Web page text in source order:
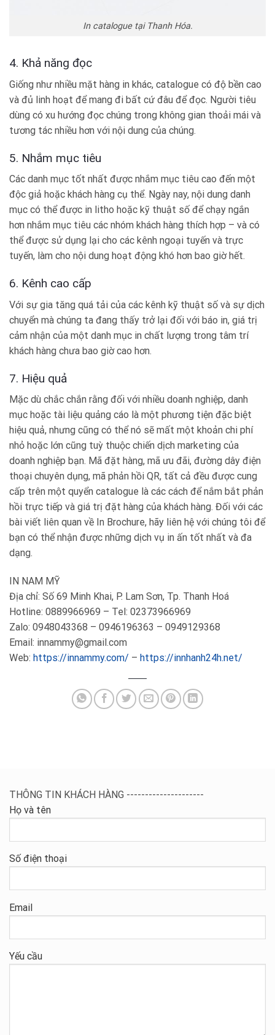
In catalogue tại Thanh Hóa.
4. Khả năng đọc
Giống như nhiều mặt hàng in khác, catalogue có độ bền cao
và đủ linh hoạt để mang đi bất cứ đâu để đọc. Người tiêu
dùng có xu hướng đọc chúng trong không gian thoải mái và
tương tác nhiều hơn với nội dung của chúng.
5. Nhắm mục tiêu
Các danh mục tốt nhất được nhắm mục tiêu cao đến một
độc giả hoặc khách hàng cụ thể. Ngày nay, nội dung danh
mục có thể được in litho hoặc kỹ thuật số để chạy ngắn
hơn nhắm mục tiêu các nhóm khách hàng thích hợp – và có
thể được sử dụng lại cho các kênh ngoại tuyến và trực
tuyến, làm cho nội dung hoạt động khó hơn bao giờ hết.
6. Kênh cao cấp
Với sự gia tăng quá tải của các kênh kỹ thuật số và sự dịch
chuyển mà chúng ta đang thấy trở lại đối với báo in, giá trị
cảm nhận của một danh mục in chất lượng trong tâm trí
khách hàng chưa bao giờ cao hơn.
7. Hiệu quả
Mặc dù chắc chắn rằng đối với nhiều doanh nghiệp, danh
mục hoặc tài liệu quảng cáo là một phương tiện đặc biệt
hiệu quả, nhưng cũng có thể nó sẽ mất một khoản chi phí
nhỏ hoặc lớn cũng tuỳ thuộc chiến dịch marketing của
doanh nghiệp bạn. Mã đặt hàng, mã ưu đãi, đường dây điện
thoại chuyên dụng, mã phản hồi QR, tất cả đều được cung
cấp trên một quyển catalogue là các cách để nắm bắt phản
hồi trực tiếp và giá trị đặt hàng của khách hàng. Đối với các
bài viết liên quan về In Brochure, hãy liên hệ với chúng tôi để
bạn có thể nhận được những dịch vụ in ấn tốt nhất và đa
dạng.
IN NAM MỸ
Địa chỉ: Số 69 Minh Khai, P. Lam Sơn, Tp. Thanh Hoá
Hotline: 0889966969 – Tel: 02373966969
Zalo: 0948043368 – 0946196363 – 0949129368
Email: innammy@gmail.com
Web: https://innammy.com/ – https://innhanh24h.net/
THÔNG TIN KHÁCH HÀNG ---------------------
Họ và tên
Số điện thoại
Email
Yếu cầu